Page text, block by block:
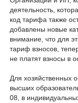
деятельность,
код тарифа также
добавлены новые
внимание, что для
тариф взносов,
не платят взносы в
Для хозяйственных
высших
08, в